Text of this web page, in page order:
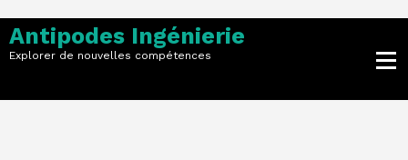
to
content
Antipodes Ingénierie
Explorer de nouvelles compétences